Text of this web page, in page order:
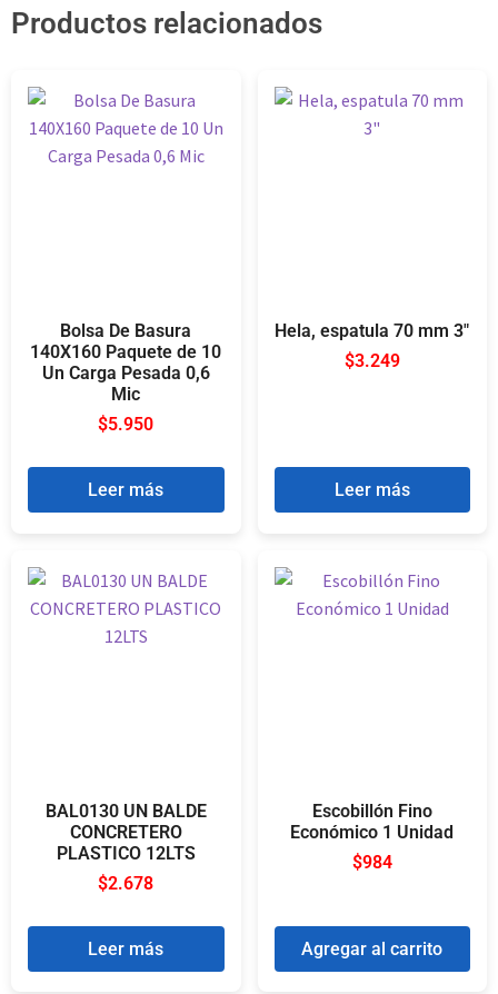
Productos relacionados
Bolsa De Basura
140X160 Paquete de 10
Un Carga Pesada 0,6
Mic
$5.950
Leer más
Hela, espatula 70 mm 3″
$3.249
Leer más
BAL0130 UN BALDE
CONCRETERO
PLASTICO 12LTS
$2.678
Leer más
Escobillón Fino
Económico 1 Unidad
$984
Agregar al carrito